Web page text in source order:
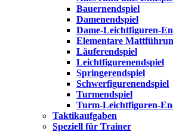
Bauernendspiel
Damenendspiel
Dame-Leichtfiguren-
Elementare
Läuferendspiel
Leichtfigurenendspiel
Springerendspiel
Schwerfigurenendspiel
Turmendspiel
Turm-Leichtfiguren-
Taktikaufgaben
Speziell für Trainer